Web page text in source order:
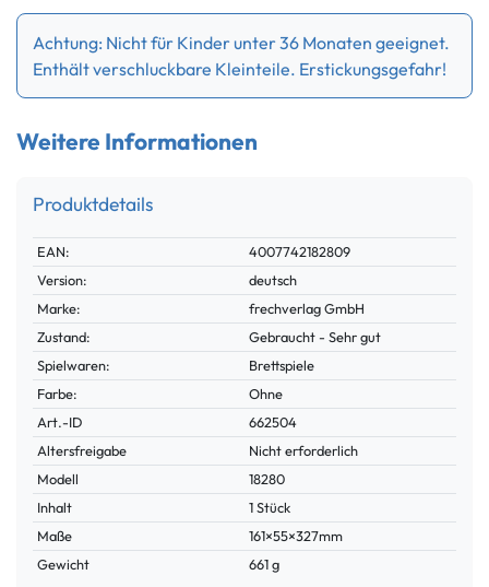
Achtung: Nicht für Kinder unter 36 Monaten geeignet.
Enthält verschluckbare Kleinteile. Erstickungsgefahr!
Weitere Informationen
Produktdetails
Technisches
Merkmal
Wert
EAN:
4007742182809
Version:
deutsch
Marke:
frechverlag GmbH
Zustand:
Gebraucht - Sehr gut
Spielwaren:
Brettspiele
Farbe:
Ohne
Technisches
Merkmal
Wert
Art.-ID
662504
Altersfreigabe
Nicht erforderlich
Modell
18280
Inhalt
1 Stück
Maße
161×55×327mm
Gewicht
661 g